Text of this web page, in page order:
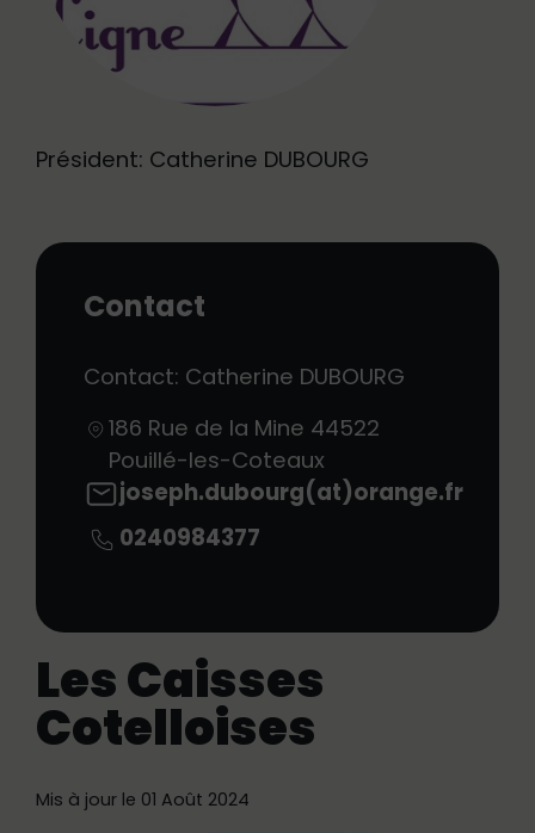
Président: Catherine DUBOURG
Contact
Contact: Catherine DUBOURG
186 Rue de la Mine 44522
Pouillé-les-Coteaux
joseph.dubourg(at)orange.fr
0240984377
Les Caisses
Cotelloises
Mis à jour le 01 Août 2024